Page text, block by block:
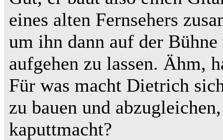
eines alten Fernsehers
um ihn dann auf der
aufgehen zu lassen. Ähm,
Für was macht Dietrich
zu bauen und
kaputtmacht?